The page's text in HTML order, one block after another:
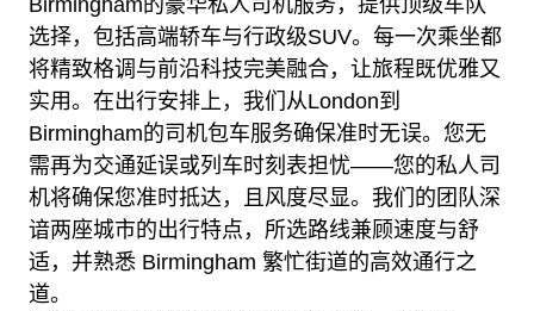
Birmingham的豪华私人司机服务，提供顶级车队
选择，包括高端轿车与行政级SUV。每一次乘坐都
将精致格调与前沿科技完美融合，让旅程既优雅又
实用。在出行安排上，我们从London到
Birmingham的司机包车服务确保准时无误。您无
需再为交通延误或列车时刻表担忧——您的私人司
机将确保您准时抵达，且风度尽显。我们的团队深
谙两座城市的出行特点，所选路线兼顾速度与舒
适，并熟悉 Birmingham 繁忙街道的高效通行之
道。